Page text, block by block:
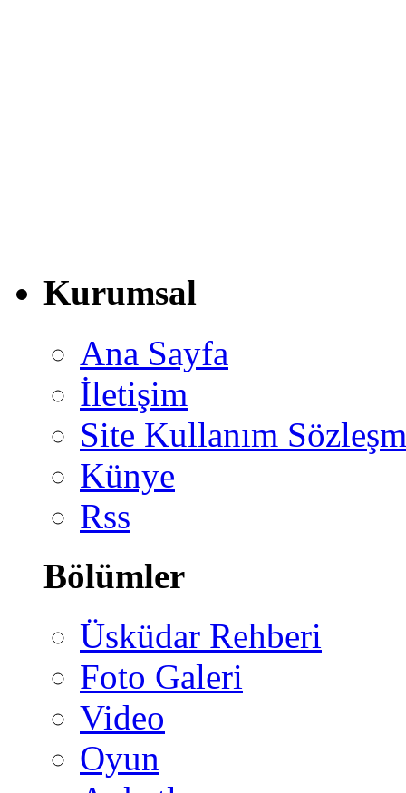
Kurumsal
Ana Sayfa
İletişim
Site Kullanım
Künye
Rss
Bölümler
Üsküdar Rehberi
Foto Galeri
Video
Oyun